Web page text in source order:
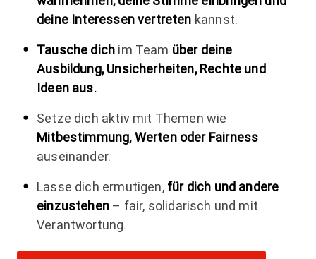
deine Interessen vertreten kannst.
Tausche dich im Team über deine
Ausbildung, Unsicherheiten, Rechte und
Ideen aus.
Setze dich aktiv mit Themen wie
Mitbestimmung, Werten oder Fairness
auseinander.
Lasse dich ermutigen, für dich und andere
einzustehen– fair, solidarisch und mit
Verantwortung.